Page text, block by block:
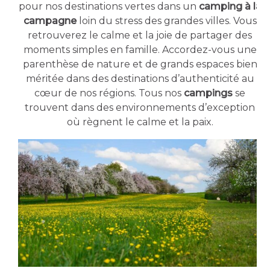
pour nos destinations vertes dans un camping à la
campagneloin du stress des grandes villes. Vous
retrouverez le calme et la joie de partager des
moments simples en famille. Accordez-vous une
parenthèse de nature et de grands espaces bien
méritée dans des destinations d’authenticité au
cœur de nos régions. Tous nos campings se
trouvent dans des environnements d’exception
où règnent le calme et la paix.